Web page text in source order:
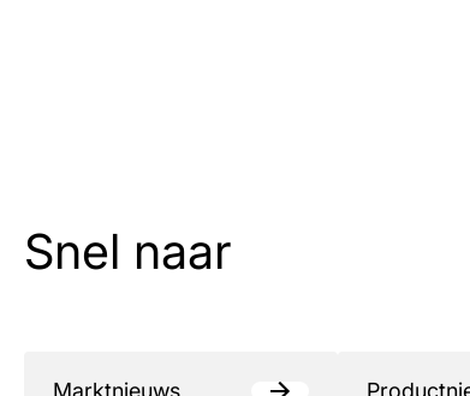
Snel naar
Marktnieuws